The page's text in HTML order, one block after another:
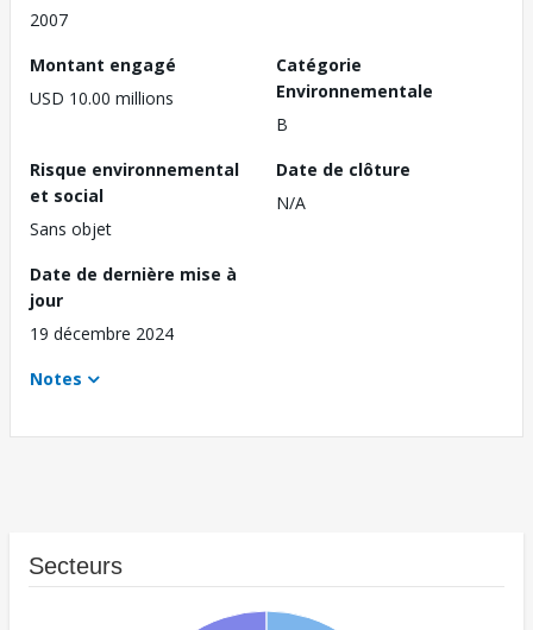
2007
Montant engagé
USD 10.00 millions
Catégorie
Environnementale
B
Risque environnemental
et social
Sans objet
Date de clôture
N/A
Date de dernière mise à
jour
19 décembre 2024
Notes
Secteurs